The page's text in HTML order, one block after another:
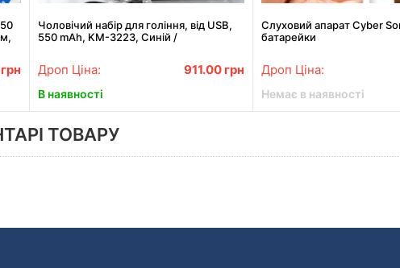
грн
Чоловічий набір для гоління, від USB,
550 mAh, KM-3223, Синій /
Дроп Ціна: 911.00 грн
В наявності
Слуховий апарат Cyber
батарейки
Дроп Ціна:
Немає в наявності
ТОВАРУ